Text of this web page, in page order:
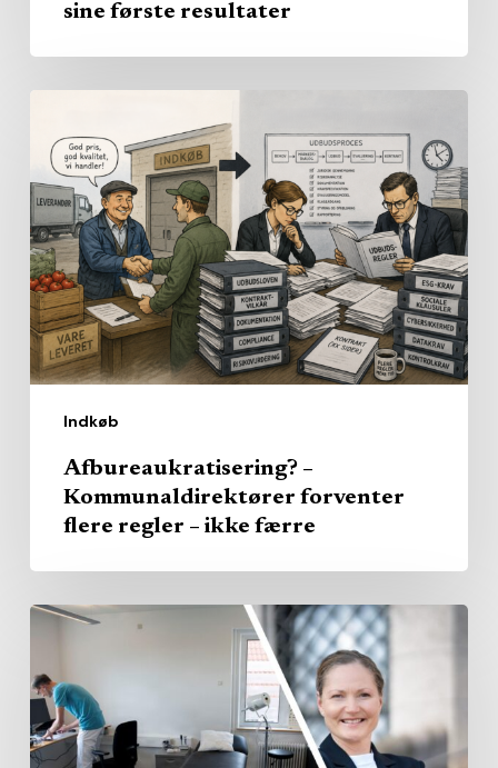
sine første resultater
Indkøb
Kommunaldirektører
forventer
flere
regler
–
ikke
færre
Afbureaukratisering? –
Kommunaldirektører forventer
flere regler – ikke færre
Regionsklinikkerne
Midtjylland
har
ikke